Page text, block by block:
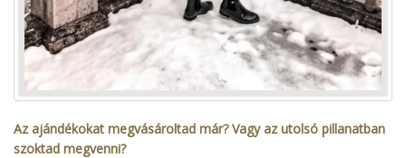
Az ajándékokat megvásároltad már? Vagy az utolsó pillanatban
szoktad megvenni?